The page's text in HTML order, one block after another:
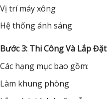
Vị trí máy xông
Hệ thống ánh sáng
Bước 3: Thi Công Và Lắp Đặt
Các hạng mục bao gồm:
Làm khung phòng